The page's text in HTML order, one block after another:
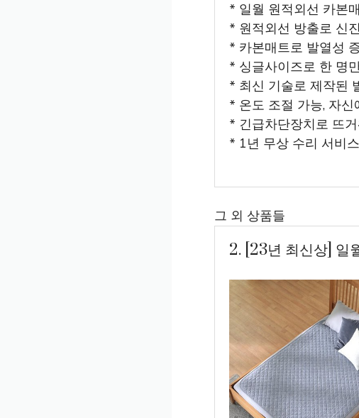
* 일월 원적외선 카본
* 원적외선 방출로 신
* 카본매트로 발열성
* 싱글사이즈로 한 명
* 최신 기술로 제작된
* 온도 조절 가능, 자
* 긴급차단장치로 뜨
* 1년 무상 수리 서비
그 외 상품들
2. [23년 최신상] 일